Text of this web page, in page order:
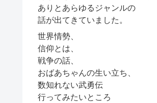
ありとあらゆるジャンルの
話が出てきていました。
世界情勢、
信仰とは、
戦争の話、
おばあちゃんの生い立ち、
数知れない武勇伝
行ってみたいところ